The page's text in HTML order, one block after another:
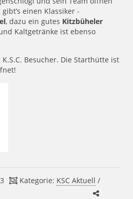
einen Klassiker -
, dazu ein gutes Kitzbüheler
Kaltgetränke ist ebenso
Besucher. Die Starthütte ist
Kategorie: KSC Aktuell /